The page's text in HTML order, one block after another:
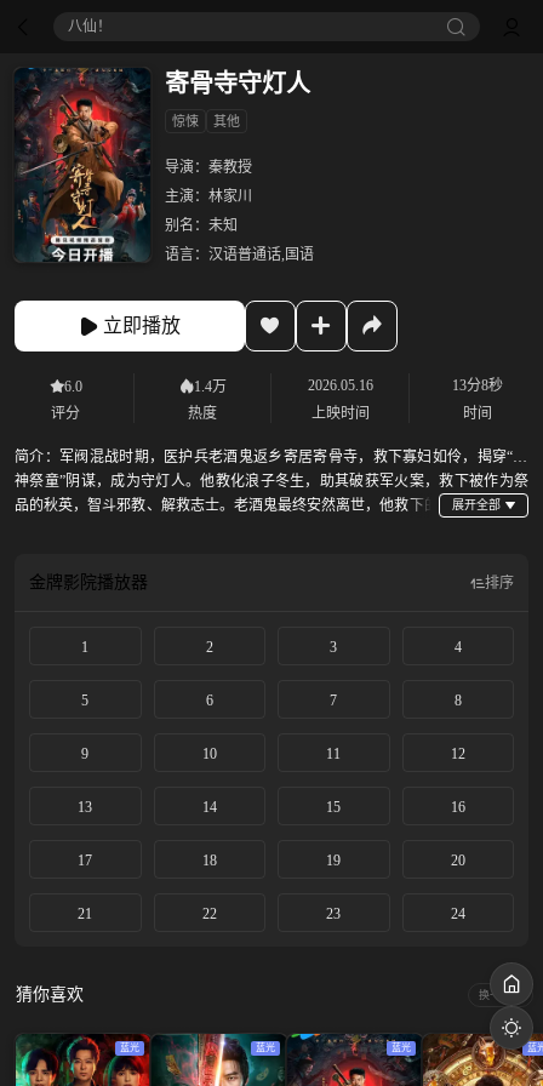
八仙！
寄骨寺守灯人
惊悚 其他
导演： 秦教授
主演： 林家川
别名： 未知
语言： 汉语普通话,国语
立即播放
6.0
评分
1.4万
热度
2026.05.16
上映时间
13分8秒
时间
简介： 军阀混战时期，医护兵老酒鬼返乡寄居寄骨寺，救下寡妇如伶，揭穿“山
神祭童”阴谋，成为守灯人。他教化浪子冬生，助其破获军火案，救下被作为祭
品的秋英，智斗邪教、解救志士。老酒鬼最终安然离世，他救下的
金牌影院播放器 排序
1 2 3 4
5 6 7 8
9 10 11 12
13 14 15 16
17 18 19 20
21 22 23 24
猜你喜欢 换一换
蓝光 蓝光 蓝光 蓝